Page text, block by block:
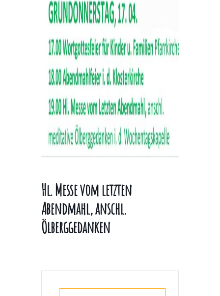
Hl. Messe vom letzten
Abendmahl, anschl.
Ölberggedanken